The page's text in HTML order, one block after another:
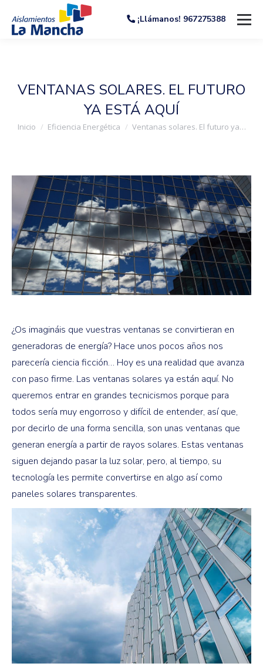
¡Llámanos! 967275388
VENTANAS SOLARES. EL FUTURO
YA ESTÁ AQUÍ
Estás aquí:
Inicio Eficiencia Energética Ventanas solares. El futuro ya…
¿Os imagináis que vuestras ventanas se convirtieran en
generadoras de energía? Hace unos pocos años nos
parecería ciencia ficción… Hoy es una realidad que avanza
con paso firme. Las ventanas solares ya están aquí. No
queremos entrar en grandes tecnicismos porque para
todos sería muy engorroso y difícil de entender, así que,
por decirlo de una forma sencilla, son unas ventanas que
generan energía a partir de rayos solares. Estas ventanas
siguen dejando pasar la luz solar, pero, al tiempo, su
tecnología les permite convertirse en algo así como
paneles solares transparentes.